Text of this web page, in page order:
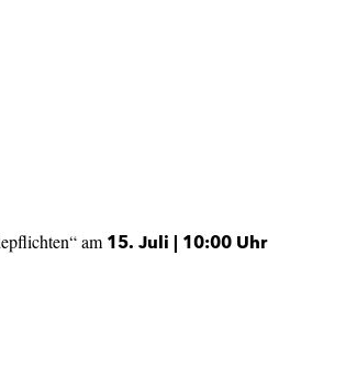
am15. Juli | 10:00 Uhr